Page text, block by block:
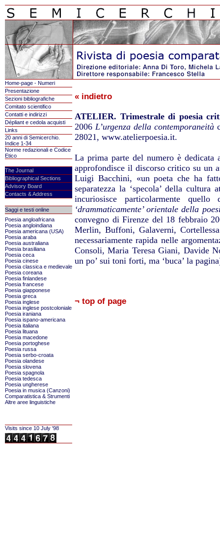
Home-page - Numeri
Presentazione
Sezioni bibliografiche
Comitato scientifico
Contatti e indirizzi
Dépliant e cedola acquisti
Links
20 anni di Semicerchio.
Indice 1-34
Norme redazionali e Codice
Etico
The Journal
Bibliographical Sections
Advisory Board
Contacts & Address
Saggi e testi online
Poesia angloafricana
Poesia angloindiana
Poesia americana (USA)
Poesia araba
Poesia australiana
Poesia brasiliana
Poesia ceca
Poesia cinese
Poesia classica e medievale
Poesia coreana
Poesia finlandese
Poesia francese
Poesia giapponese
Poesia greca
Poesia inglese
Poesia inglese postcoloniale
Poesia iraniana
Poesia ispano-americana
Poesia italiana
Poesia lituana
Poesia macedone
Poesia portoghese
Poesia russa
Poesia serbo-croata
Poesia olandese
Poesia slovena
Poesia spagnola
Poesia tedesca
Poesia ungherese
Poesia in musica (Canzoni)
Comparatistica & Strumenti
Altre aree linguistiche
Visits since 10 July '98
« indietro
ATELIER. Trimestrale di poesia
2006 L’urgenza della contemporaneità
28021, www.atelierpoesia.it.
La prima parte del numero è
approfondisce il discorso critico su un
Luigi Bacchini, «un poeta che ha
separatezza la ‘specola’ della
incuriosisce particolarmente
‘drammaticamente’ orientale della
convegno di Firenze del 18 febbraio
Merlin, Buffoni, Galaverni,
necessariamente rapida nelle
Consoli, Maria Teresa Giani, Davide
un po’ sui toni forti, ma ‘buca’ la
¬ top of page